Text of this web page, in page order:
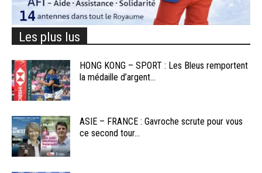
Les plus lus
HONG KONG – SPORT : Les Bleus remportent
la médaille d’argent...
ASIE – FRANCE : Gavroche scrute pour vous
ce second tour...